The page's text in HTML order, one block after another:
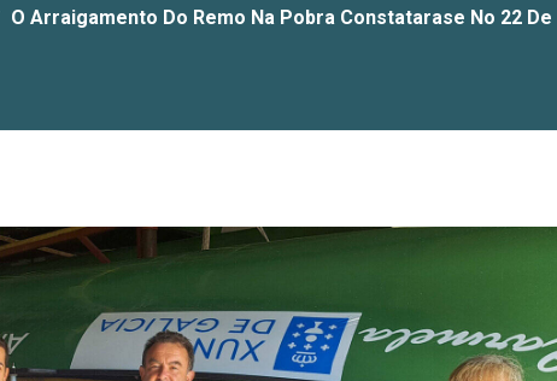
O Arraigamento Do Remo Na Pobra Constatarase No 22